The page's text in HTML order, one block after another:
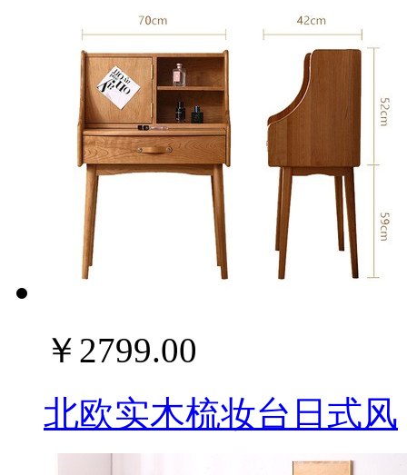
￥2799.00
北欧实木梳妆台日式风